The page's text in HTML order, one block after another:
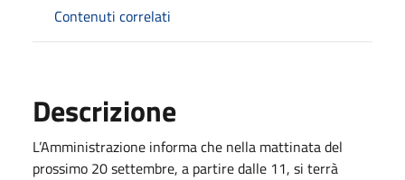
Contenuti correlati
Descrizione
L’Amministrazione informa che nella mattinata del
prossimo 20 settembre, a partire dalle 11, si terrà